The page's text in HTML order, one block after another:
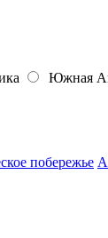
Южная
побережье